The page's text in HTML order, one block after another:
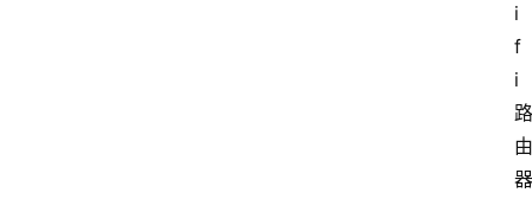
i
f
i
路
由
器